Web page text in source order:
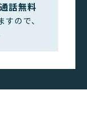
話無料
ので、